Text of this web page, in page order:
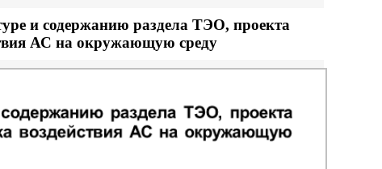
и содержанию раздела ТЭО, проекта
АС на окружающую среду